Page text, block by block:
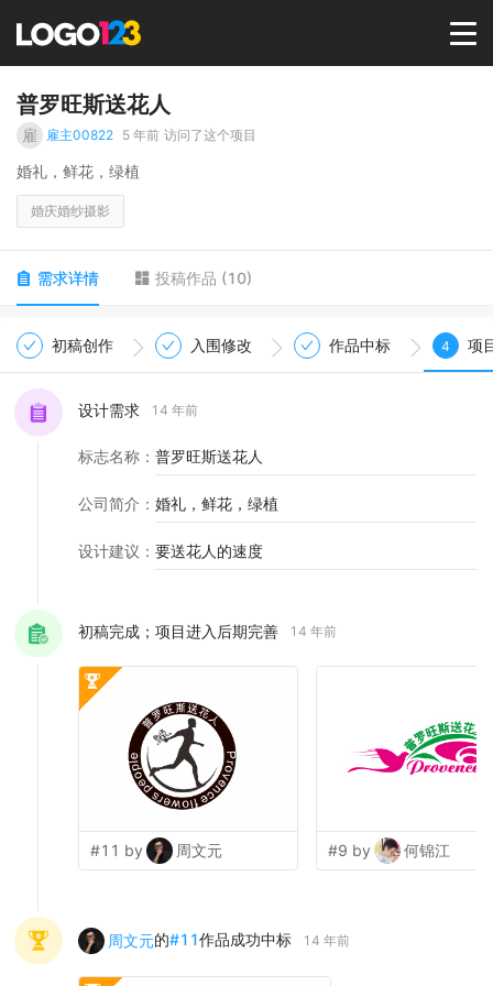
LOGO
普罗旺斯送花人
雇 雇主00822 5 年前 访问了这个项目
婚礼，鲜花，绿植
婚庆婚纱摄影
需求详情 投稿作品 (10)
初稿创作 入围修改 作品中标 4 项
设计需求 14 年前
标志名称 ： 普罗旺斯送花人
公司简介 ： 婚礼，鲜花，绿植
设计建议 ： 要送花人的速度
初稿完成；项目进入后期完善 14 年前
#11 by 周文元 #9 by 何锦江
周文元的#11作品成功中标 14 年前